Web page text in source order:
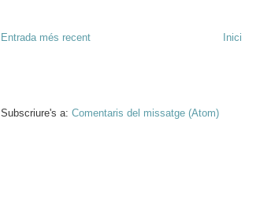
Entrada més recent Inici
Subscriure's a: Comentaris del missatge (Atom)